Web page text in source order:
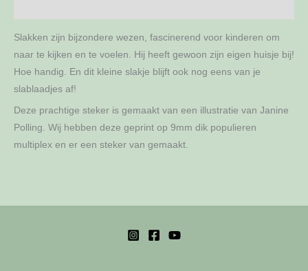
Slakken zijn bijzondere wezen, fascinerend voor kinderen om
naar te kijken en te voelen. Hij heeft gewoon zijn eigen huisje bij!
Hoe handig. En dit kleine slakje blijft ook nog eens van je
slablaadjes af!
Deze prachtige steker is gemaakt van een illustratie van Janine
Polling. Wij hebben deze geprint op 9mm dik populieren
multiplex en er een steker van gemaakt.